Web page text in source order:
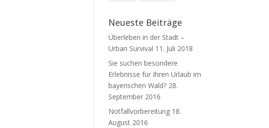
Neueste Beiträge
Überleben in der Stadt –
Urban Survival 11. Juli 2018
Sie suchen besondere
Erlebnisse für Ihren Urlaub im
bayerischen Wald? 28.
September 2016
Notfallvorbereitung 18.
August 2016